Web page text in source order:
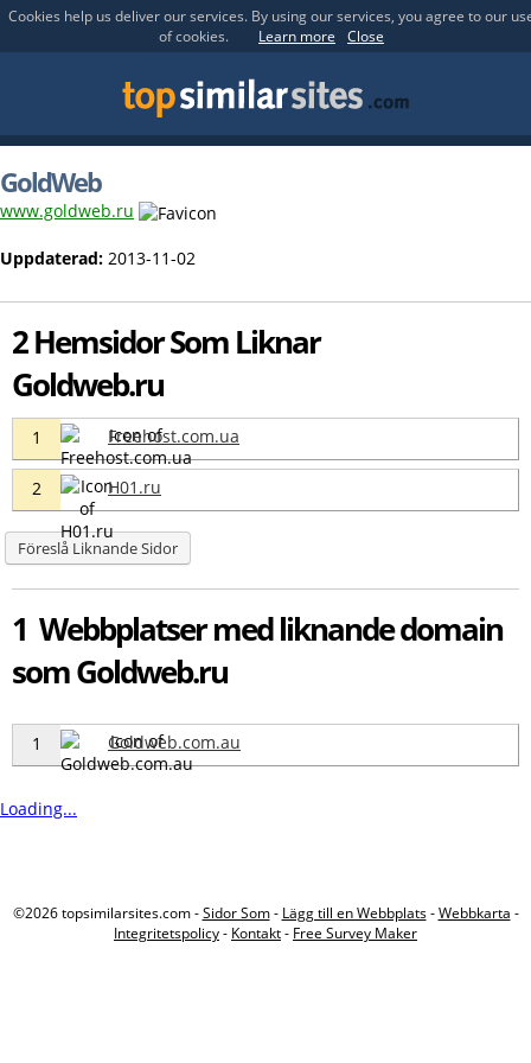
Cookies help us deliver our services. By using our services, you agree to our
of cookies.
Learn more Close
GoldWeb
www.goldweb.ru
Uppdaterad: 2013-11-02
2 Hemsidor Som Liknar
Goldweb.ru
1 Freehost.com.ua
2 H01.ru
Föreslå Liknande Sidor
1 Webbplatser med liknande domain
som Goldweb.ru
1 Goldweb.com.au
Loading...
©2026 topsimilarsites.com -Sidor Som- Lägg till en Webbplats-Webbkarta -
Integritetspolicy- Kontakt- Free Survey Maker